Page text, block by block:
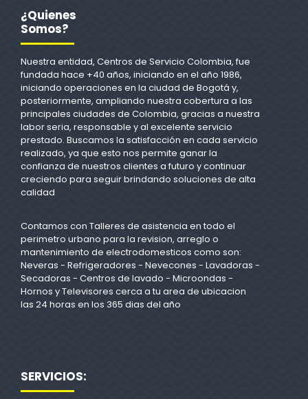
¿Quienes
Somos?
Nuestra entidad, Centros de Servicio Colombia, fue
fundada hace +40 años, iniciando en el año 1986,
iniciando operaciones en la ciudad de Bogotá y,
posteriormente, ampliando nuestra cobertura a las
principales ciudades de Colombia, gracias a nuestra
labor seria, responsable y al excelente servicio
prestado. Buscamos la satisfacción en cada servicio
realizado, ya que esto nos permite ganar la
confianza de nuestros clientes a futuro y continuar
creciendo para seguir brindando soluciones de alta
calidad
Contamos con Talleres de asistencia en todo el
perimetro urbano para la revision, arreglo o
mantenimiento de electrodomesticos como son:
Neveras - Refrigeradores - Nevecones - Lavadoras -
Secadoras - Centros de lavado - Microondas -
Hornos y Televisores cerca a tu area de ubicacion
las 24 horas en los 365 dias del año
SERVICIOS: